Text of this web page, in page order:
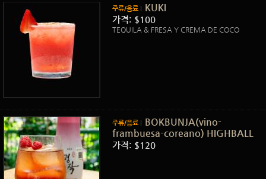
주류/음료 KUKI
가격: $100
TEQUILA & FRESA Y CREMA DE COCO
주류/음료
BOKBUNJA(vino-
frambuesa-coreano) HIGHBALL
가격: $120